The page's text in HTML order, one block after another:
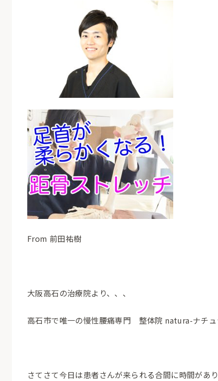
From 前田祐樹
大阪高石の治療院より、、、
高石市で唯一の慢性腰痛専門 整体院 natura-ナチ
さてさて今日は患者さんが来られる合間に時間があ